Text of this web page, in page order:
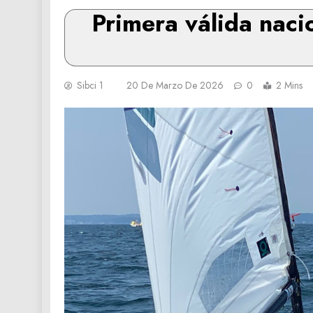
Primera válida
Sibci 1 20 De Marzo De 2026 0 2 Mins